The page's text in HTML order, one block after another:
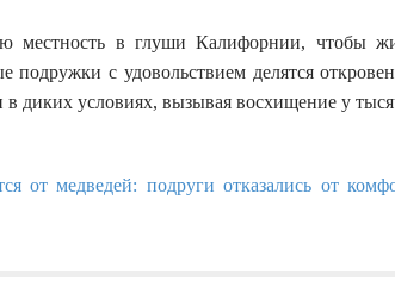
местность в глуши Калифорнии, чтобы
подружки с удовольствием делятся
диких условиях, вызывая восхищение у